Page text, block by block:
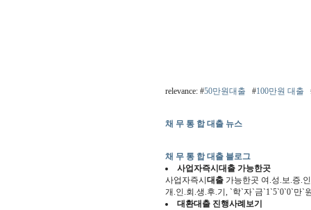
relevance: #50만원대출 #100만원 대출
채 무 통 합 대출 뉴스
채 무 통 합 대출 블로그
사업자즉시 대출 가능한곳
사업자즉시 대출 가능한곳 여.성.보.증.
개.인.회.생.후.기, `학`자`금`1`5`0`0`만`
대환대출 진행사례보기